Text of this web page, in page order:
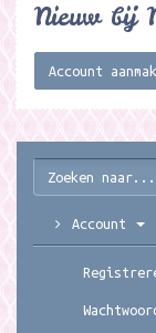
Nieuw bij
Account
Account